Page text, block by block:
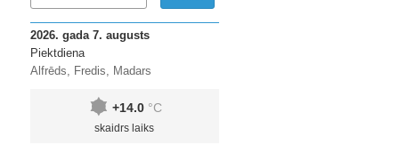
2026. gada 7. augusts
Piektdiena
Alfrēds, Fredis, Madars
+14.0 °C
skaidrs laiks